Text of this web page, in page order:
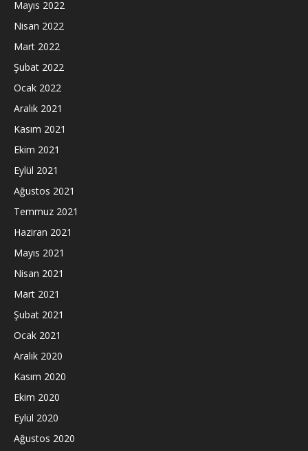
Mayıs 2022
Nisan 2022
Mart 2022
Şubat 2022
Ocak 2022
Aralık 2021
Kasım 2021
Ekim 2021
Eylül 2021
Ağustos 2021
Temmuz 2021
Haziran 2021
Mayıs 2021
Nisan 2021
Mart 2021
Şubat 2021
Ocak 2021
Aralık 2020
Kasım 2020
Ekim 2020
Eylül 2020
Ağustos 2020